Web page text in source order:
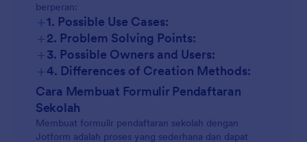
berperan:
+1. Possible Use Cases:
+2. Problem Solving Points:
+3. Possible Owners and Users:
+4. Differences of Creation Methods:
Cara Membuat Formulir Pendaftaran
Sekolah
Membuat formulir pendaftaran sekolah dengan
Jotform adalah proses yang sederhana dan dapat